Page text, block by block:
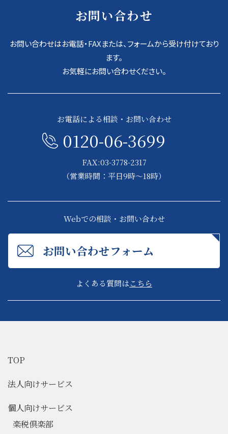
お問い合わせ
お問い合わせはお電話・FAXまたは、フォームから受け付けており
ます。
お気軽にお問い合わせください。
お電話による相談・お問い合わせ
0120-06-3699
FAX:03-3778-2317
（営業時間：平日9時～18時）
Webでの相談・お問い合わせ
お問い合わせフォーム
よくある質問はこちら
TOP
法人向けサービス
個人向けサービス
楽税倶楽部